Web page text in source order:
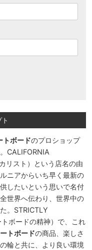
トボードのプロショップ
CALIFORNIA
リスト）という店名の由
ニアからいち早く最新の
したいという思いで名付
世界へ伝わり、世界中の
。STRICTLY
ボードの精神）で、これ
トボードの商品、楽しさ
輪と共に、より良い環境